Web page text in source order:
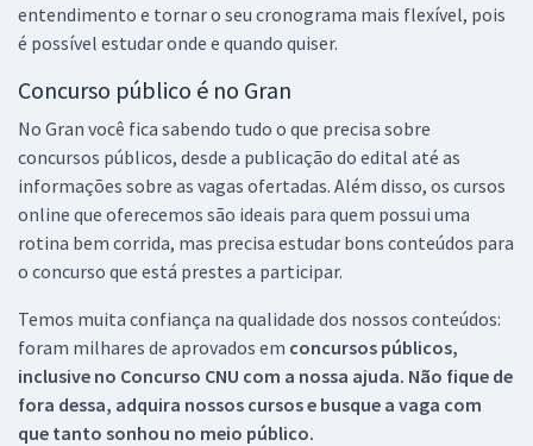
entendimento e tornar o seu cronograma mais flexível, pois
é possível estudar onde e quando quiser.
Concurso público é no Gran
No Gran você fica sabendo tudo o que precisa sobre
concursos públicos, desde a publicação do edital até as
informações sobre as vagas ofertadas. Além disso, os cursos
online que oferecemos são ideais para quem possui uma
rotina bem corrida, mas precisa estudar bons conteúdos para
o concurso que está prestes a participar.
Temos muita confiança na qualidade dos nossos conteúdos:
foram milhares de aprovados em concursos públicos,
inclusive no Concurso CNU com a nossa ajuda. Não fique de
fora dessa, adquira nossos cursos e busque a vaga com
que tanto sonhou no meio público.